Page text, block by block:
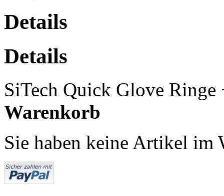
Details
Details
SiTech Quick Glove
Warenkorb
Sie haben keine Artikel im